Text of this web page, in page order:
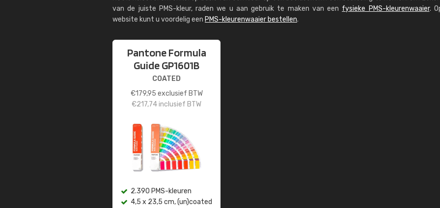
van de juiste PMS-kleur, raden we u aan gebruik te maken van een fysieke PMS-kleurenwaaier.
website kunt u voordelig een PMS-kleurenwaaier bestellen.
Pantone Formula
Guide GP1601B
COATED
€179,95 exclusief BTW
€217,74inclusief BTW
2.390 PMS-kleuren
4,5 x 23,5 cm, (un)coated